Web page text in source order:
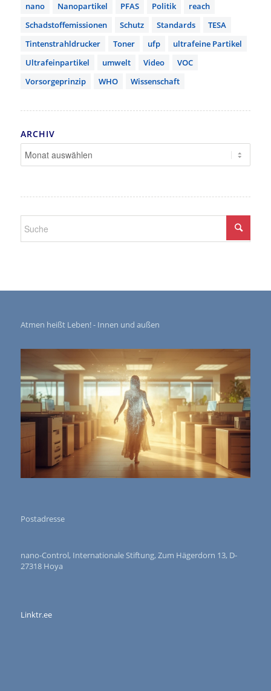
nano
Nanopartikel PFAS Politik
reach
Schadstoffemissionen
Schutz Standards
TESA
Tintenstrahldrucker
Toner ufp
ultrafeine Partikel
Ultrafeinpartikel
umwelt Video
VOC
Vorsorgeprinzip
WHO Wissenschaft
ARCHIV
Atmen heißt Leben! - Innen und außen
Postadresse
nano-Control, Internationale Stiftung, Zum Hägerdorn 13, D-
27318 Hoya
Linktr.ee